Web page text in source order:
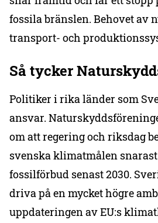
fossila bränslen. Behovet av
transport- och
Så tycker
Politiker i rika länder som
ansvar.
om att regering och riksdag
svenska klimatmålen
fossilförbud senast 2030.
driva på en mycket högre
uppdateringen av EU:s